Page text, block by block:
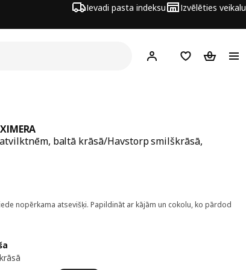
Ievadi pasta indeksu Izvēlēties veikalu
Hej! Pierakstīties
PirkumuPirkumu
baltā krāsā/Havstorp smilškrāsā,
nopērkama atsevišķi. Papildināt ar kājām un cokolu, ko pārdod